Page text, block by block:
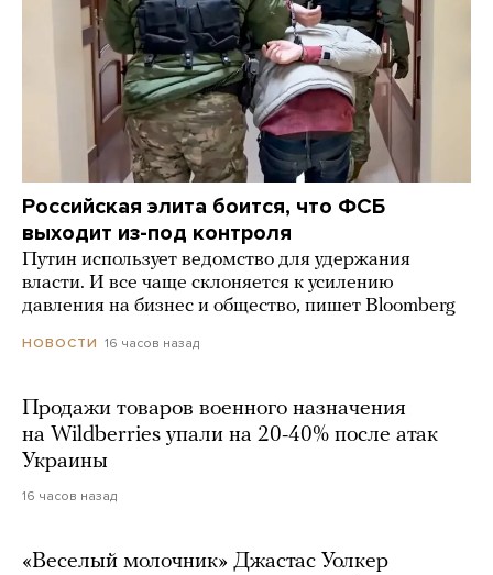
Российская элита боится, что ФСБ
выходит из-под контроля
Путин использует ведомство для удержания
власти. И все чаще склоняется к усилению
давления на бизнес и общество, пишет Bloomberg
НОВОСТИ 16 часов назад
Продажи товаров военного назначения
на Wildberries упали на 20-40% после атак
Украины
16 часов назад
«Веселый молочник» Джастас Уолкер